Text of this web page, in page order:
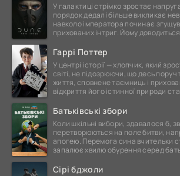
У галактиці стрімко зростає
порядок дедалі більше викликає
навколо імператора починає
прихованих інтриг. Йому
Гаррі Поттер
У центрі історії — хлопчик, який
світі, не підозрюючи, що десь поруч
життя, сповнене таємниць і
відкриття його істинної природи
Батьківські збори
Коли шкільні вибори, здавалося б,
перетворюються на поле битви,
апогею. Перемога сина вчительки
запалює хвилю обурення серед
Сірі бджоли